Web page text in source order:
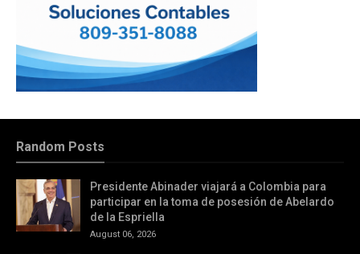
Random Posts
Presidente Abinader viajará a Colombia para
participar en la toma de posesión de Abelardo
de la Espriella
August 06, 2026